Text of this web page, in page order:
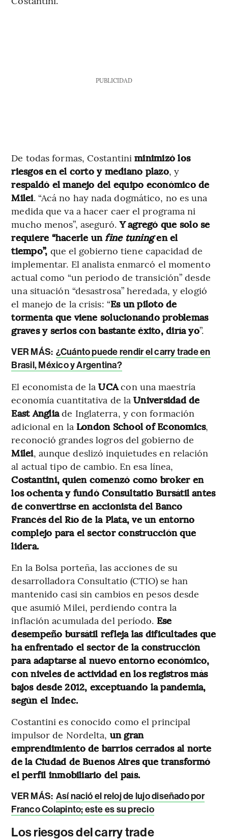
PUBLICIDAD
De todas formas, Costantiniminimizó los
riesgos en el corto y mediano plazo, y
respaldó el manejo del equipo económico de
Milei. “Acá no hay nada dogmático, no es una
medida que va a hacer caer el programa ni
mucho menos”, aseguró.Y agregó que solo se
requiere “hacerle un fine tuningen el
tiempo”, que el gobierno tiene capacidad de
implementar. El analista enmarcó el momento
actual como “un periodo de transición” desde
una situación “desastrosa” heredada, y elogió
el manejo de la crisis: “Es un piloto de
tormenta que viene solucionando problemas
graves y serios con bastante éxito, diría yo”.
VER MÁS: ¿Cuánto puede rendir el carry trade en
Brasil, México y Argentina?
El economista de laUCAcon una maestría
economía cuantitativa de laUniversidad de
East Angliade Inglaterra, y con formación
adicional en la London School of Economics,
reconoció grandes logros del gobierno de
Milei, aunque deslizó inquietudes en relación
al actual tipo de cambio. En esa línea,
Costantini, quien comenzó como broker en
los ochenta y fundó Consultatio Bursátil antes
de convertirse en accionista del Banco
Francés del Río de la Plata, ve un entorno
complejo para el sector construcción que
lidera.
En la Bolsa porteña, las acciones de su
desarrolladora Consultatio (CTIO) se han
mantenido casi sin cambios en pesos desde
que asumió Milei, perdiendo contra la
inflación acumulada del período. Ese
desempeño bursátil refleja las dificultades que
ha enfrentado el sector de la construcción
para adaptarse al nuevo entorno económico,
con niveles de actividad en los registros más
bajos desde 2012, exceptuando la pandemia,
según el Indec.
Costantini es conocido como el principal
impulsor de Nordelta, un gran
emprendimiento de barrios cerrados al norte
de la Ciudad de Buenos Aires que transformó
el perfil inmobiliario del país.
VER MÁS: Así nació el reloj de lujo diseñado por
Franco Colapinto; este es su precio
Los riesgos del carry trade